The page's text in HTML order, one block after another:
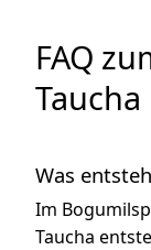
FAQ
Taucha
Was
Im
Taucha